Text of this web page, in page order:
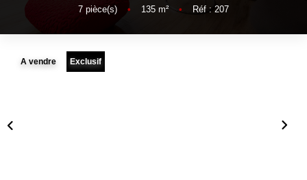
7 pièce(s) • 135 m² • Réf : 207
A vendre Exclusif